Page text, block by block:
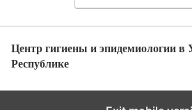
Центр гигиены и эпидемиологии в
Республике